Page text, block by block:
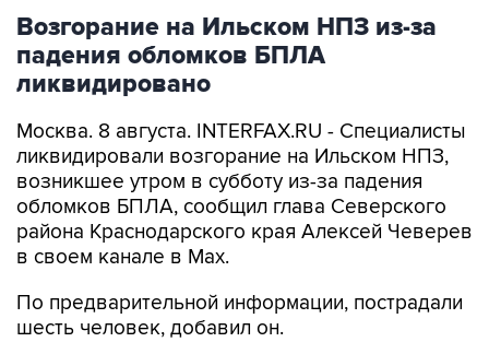
Возгорание на Ильском НПЗ из-за
падения обломков БПЛА
ликвидировано
Москва. 8 августа. INTERFAX.RU - Специалисты
ликвидировали возгорание на Ильском НПЗ,
возникшее утром в субботу из-за падения
обломков БПЛА, сообщил глава Северского
района Краснодарского края Алексей Чеверев
в своем канале в Max.
По предварительной информации, пострадали
шесть человек, добавил он.